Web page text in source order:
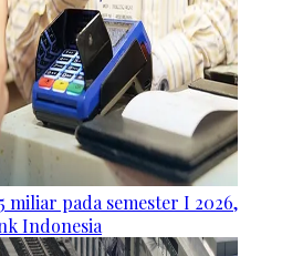
miliar pada semester I 2026,
Indonesia